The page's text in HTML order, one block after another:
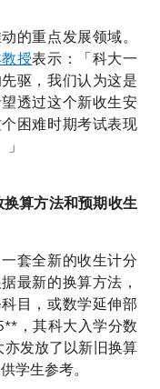
的重点发展领域。
授表示：「科大一
驱，我们认为这是
透过这个新收生安
困难时期考试表现
算方法和预期收生
套全新的收生计分
最新的换算方法，
目，或数学延伸部
，其科大入学分数
发放了以新旧换算
供学生参考。